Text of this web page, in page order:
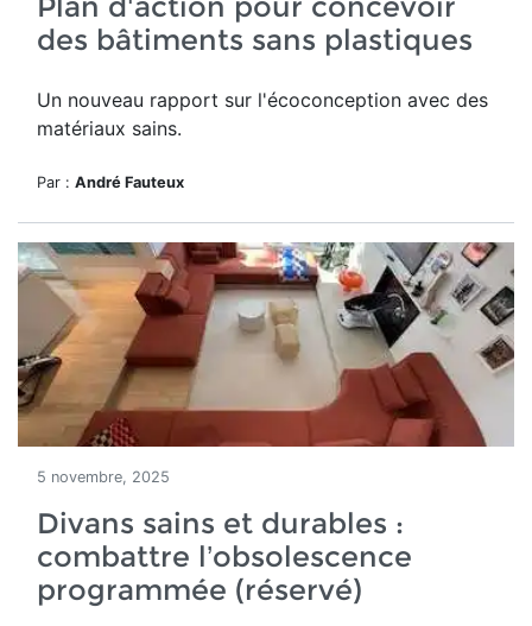
des bâtiments sans plastiques
Un nouveau rapport sur l'écoconception avec des
matériaux sains.
Par : André Fauteux
5 novembre, 2025
Divans sains et durables :
combattre l’obsolescence
programmée (réservé)